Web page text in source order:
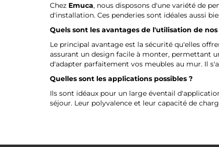
Chez Emuca, nous disposons d'une variété de
d'installation. Ces penderies sont idéales aussi
Quels sont les avantages de l'utilisation de
Le principal avantage est la sécurité qu'elles
assurant un design facile à monter, permettant
d'adapter parfaitement vos meubles au mur. Il
Quelles sont les applications possibles ?
Ils sont idéaux pour un large éventail
séjour. Leur polyvalence et leur capacité de